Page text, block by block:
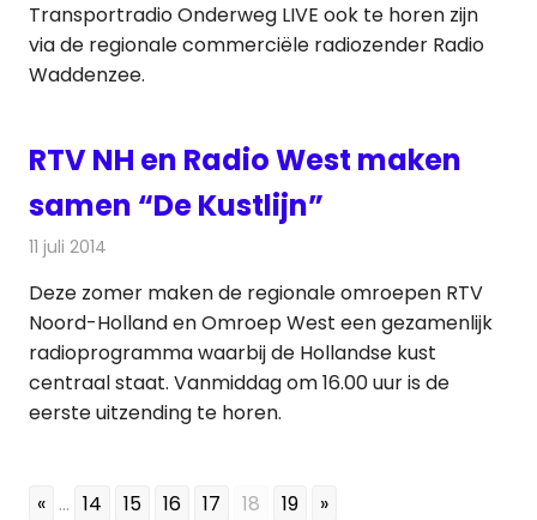
Transportradio Onderweg LIVE ook te horen zijn
via de regionale commerciële radiozender Radio
Waddenzee.
RTV NH en Radio West maken
samen “De Kustlijn”
11 juli 2014
Deze zomer maken de regionale omroepen RTV
Noord-Holland en Omroep West een gezamenlijk
radioprogramma waarbij de Hollandse kust
centraal staat. Vanmiddag om 16.00 uur is de
eerste uitzending te horen.
« ... 14 15 16 17 18 19 »